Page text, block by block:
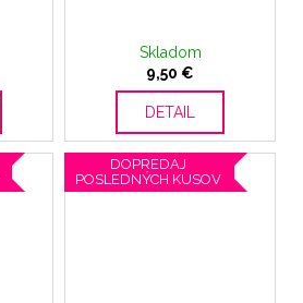
Skladom
9,50 €
DETAIL
DOPREDAJ
POSLEDNÝCH KUSOV